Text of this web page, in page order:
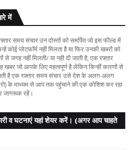
में
समय संचार उन दोस्तों को समर्पित जो इस फील्ड में
कोई प्लेटफॉर्म नहीं मिलता है या फिर उनकी खबरों को
से जगह नहीं मिलती/ या नही दी जाती है, एक रफ़्तार
जो आपके लिए महत्वपूर्ण है लेकिन किन्हीं कारणों से
है एक रफ़्तार समय संचार उसे देश के अलग-अलग
के माध्यम से आप तक पहुंचाने की एक कोशिश कर रहा
जागरूक रहें।
व घटनाएं यहां शेयर करें। (अगर आप चाहते